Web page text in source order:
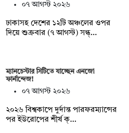
০৭ আগস্ট ২০২৬
ঢাকাসহ দেশের ১২টি অঞ্চলের ওপর
দিয়ে শুক্রবার (৭ আগস্ট) সন্ধ্…
ম্যানচেস্টার সিটিতে যাচ্ছেন এনজো
ফার্নান্দেজ!
০৭ আগস্ট ২০২৬
২০২৬ বিশ্বকাপে দুর্দান্ত পারফরম্যান্সের
পর ইউরোপের শীর্ষ ক্…